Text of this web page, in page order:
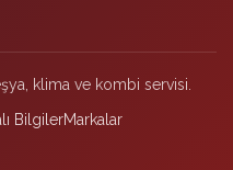
klima ve kombi servisi.
BilgilerMarkalar